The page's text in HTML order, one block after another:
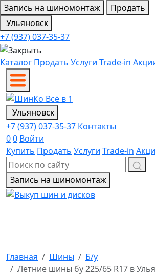
Запись на шиномонтаж
Продать
Ульяновск
+7 (937) 037-35-37
Каталог Продать Услуги Trade-in
Ульяновск
+7 (937) 037-35-37 Контакты
00 Войти
Купить Продать Услуги Trade-in
Запись на шиномонтаж
Главная Шины
Б/у
Летние шины бу 225/65 R17 в